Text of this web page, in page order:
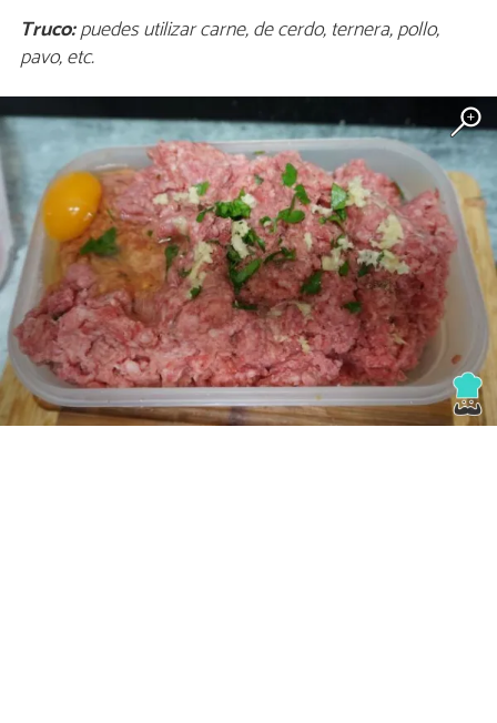
Truco:puedes utilizar carne, de cerdo, ternera, pollo,
pavo, etc.